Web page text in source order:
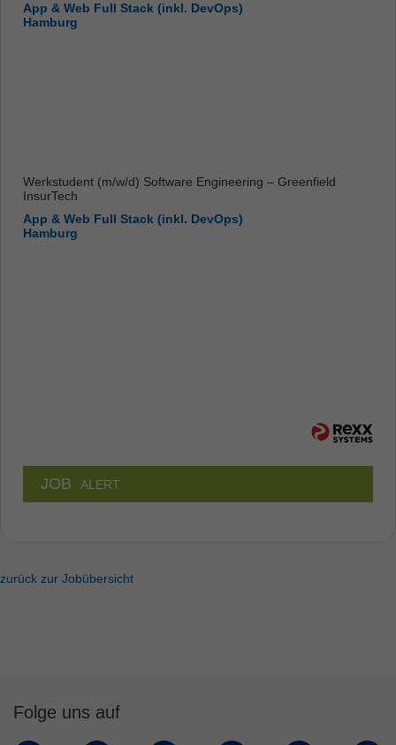
App & Web Full Stack (inkl. DevOps)
Hamburg
Werkstudent (m/w/d) Software Engineering – Greenfield
InsurTech
App & Web Full Stack (inkl. DevOps)
Hamburg
JOB ALERT
zurück zur Jobübersicht
Folge uns auf